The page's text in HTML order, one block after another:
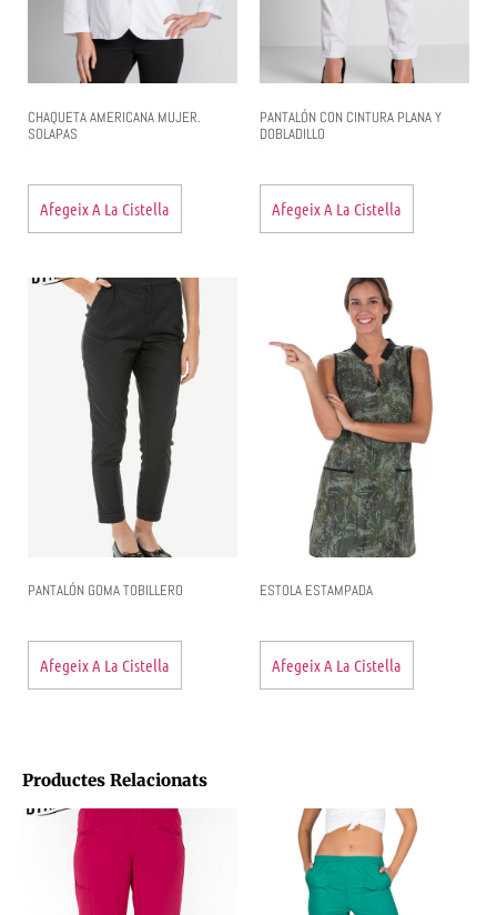
CHAQUETA AMERICANA MUJER.
SOLAPAS
Afegeix A La Cistella
PANTALÓN CON CINTURA PLANA Y
DOBLADILLO
Afegeix A La Cistella
PANTALÓN GOMA TOBILLERO
Afegeix A La Cistella
ESTOLA ESTAMPADA
Afegeix A La Cistella
Productes Relacionats